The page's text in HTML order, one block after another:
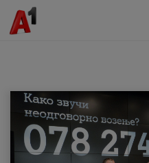
МК EN SQ